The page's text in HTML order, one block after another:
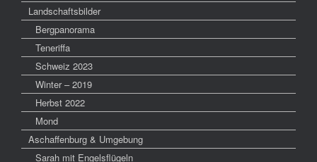
Landschaftsbilder
Bergpanorama
Teneriffa
Schweiz 2023
Winter – 2019
Herbst 2022
Mond
Aschaffenburg & Umgebung
Sarah mit Engelsflügeln